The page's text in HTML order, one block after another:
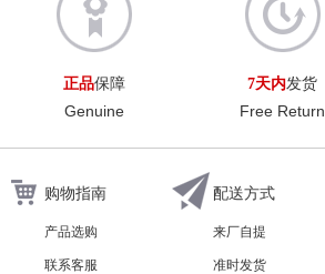
正品保障
Genuine
7天内发货
Free Return
购物指南
产品选购
联系客服
配送方式
来厂自提
准时发货